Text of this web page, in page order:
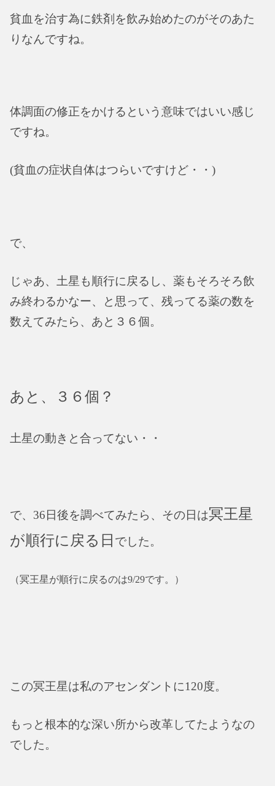
貧血を治す為に鉄剤を飲み始めたのがそのあた
りなんですね。
体調面の修正をかけるという意味ではいい感じ
ですね。
(貧血の症状自体はつらいですけど・・)
で、
じゃあ、土星も順行に戻るし、薬もそろそろ飲
み終わるかなー、と思って、残ってる薬の数を
数えてみたら、あと３６個。
あと、３６個？
土星の動きと合ってない・・
で、36日後を調べてみたら、その日は冥王星
が順行に戻る日 でした。
（冥王星が順行に戻るのは9/29です。）
この冥王星は私のアセンダントに120度。
もっと根本的な深い所から改革してたようなの
でした。